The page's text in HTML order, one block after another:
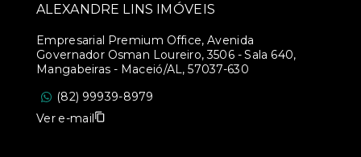
ALEXANDRE LINS IMÓVEIS
Empresarial Premium Office, Avenida
Governador Osman Loureiro, 3506 - Sala 640,
Mangabeiras - Maceió/AL, 57037-630
(82) 99939-8979
Ver e-mail